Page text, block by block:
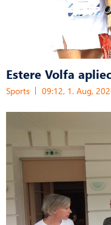
Estere Volfa
Sports 09:12, 1. Aug,